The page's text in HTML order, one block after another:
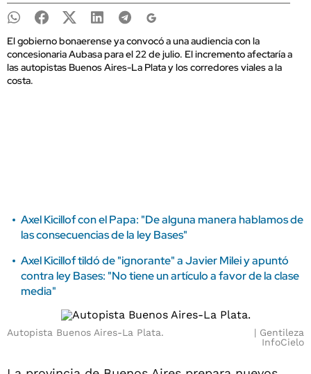
El gobierno bonaerense ya convocó a una audiencia con la
concesionaria Aubasa para el 22 de julio. El incremento afectaría a
las autopistas Buenos Aires-La Plata y los corredores viales a la
costa.
Axel Kicillof con el Papa: "De alguna manera hablamos de
las consecuencias de la ley Bases"
Axel Kicillof tildó de "ignorante" a Javier Milei y apuntó
contra ley Bases: "No tiene un artículo a favor de la clase
media"
Autopista Buenos Aires-La Plata.
Gentileza
InfoCielo